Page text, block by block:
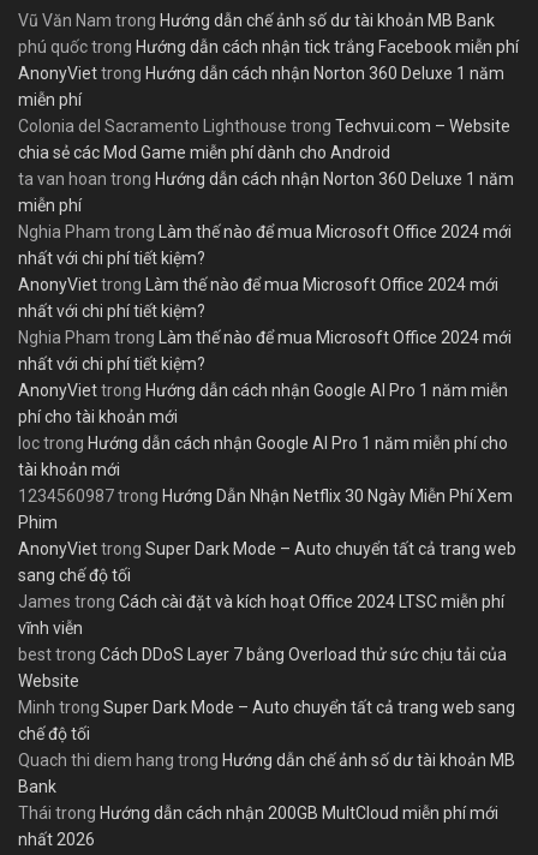
Vũ Văn Nam trong Hướng dẫn chế ảnh số dư tài khoản MB Bank
phú quốctrong Hướng dẫn cách nhận tick trắng Facebook miễn phí
AnonyViettrong Hướng dẫn cách nhận Norton 360 Deluxe 1 năm
miễn phí
Colonia del Sacramento Lighthouse trong Techvui.com – Website
chia sẻ các Mod Game miễn phí dành cho Android
ta van hoan trong Hướng dẫn cách nhận Norton 360 Deluxe 1 năm
miễn phí
Nghia Pham trong
Làm thế nào để mua Microsoft Office 2024 mới
nhất với chi phí tiết kiệm?
AnonyViettrong
Làm thế nào để mua Microsoft Office 2024 mới
nhất với chi phí tiết kiệm?
Nghia Pham trong
Làm thế nào để mua Microsoft Office 2024 mới
nhất với chi phí tiết kiệm?
AnonyViettrong Hướng dẫn cách nhận Google AI Pro 1 năm miễn
phí cho tài khoản mới
loctrong Hướng dẫn cách nhận Google AI Pro 1 năm miễn phí cho
tài khoản mới
1234560987trong Hướng Dẫn Nhận Netflix 30 Ngày Miễn Phí Xem
Phim
AnonyViettrong Super Dark Mode – Auto chuyển tất cả trang web
sang chế độ tối
James trong Cách cài đặt và kích hoạt Office 2024 LTSC miễn phí
vĩnh viễn
besttrong Cách DDoS Layer 7 bằng Overload thử sức chịu tải của
Website
Minh trong Super Dark Mode – Auto chuyển tất cả trang web sang
chế độ tối
Quach thi diem hang trong Hướng dẫn chế ảnh số dư tài khoản MB
Bank
Thái trong Hướng dẫn cách nhận 200GB MultCloud miễn phí mới
nhất 2026